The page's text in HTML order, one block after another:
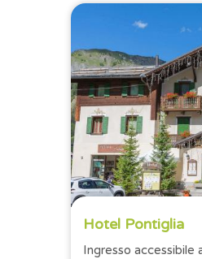
Hotel Pontiglia
Ingresso accessibile alla